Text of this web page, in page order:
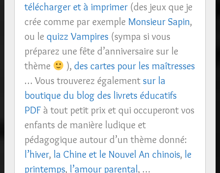
télécharger et à imprimer(des jeux que je
crée comme par exemple Monsieur Sapin,
ou le quizz Vampires (sympa si vous
préparez une fête d’anniversaire sur le
thème
), des cartes pour les maîtresses
… Vous trouverez également sur la
boutique du blog des livrets éducatifs
PDFà tout petit prix et qui occuperont vos
enfants de manière ludique et
pédagogique autour d’un thème donné:
l’hiver, la Chine et le Nouvel An chinois, le
printemps, l’amour parental, …